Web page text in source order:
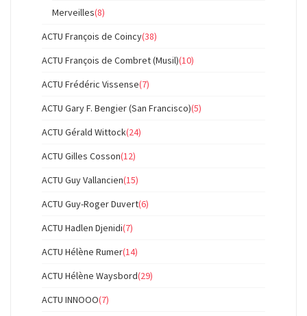
Merveilles(8)
ACTU François de Coincy(38)
ACTU François de Combret (Musil)(10)
ACTU Frédéric Vissense(7)
ACTU Gary F. Bengier (San Francisco)(5)
ACTU Gérald Wittock(24)
ACTU Gilles Cosson(12)
ACTU Guy Vallancien(15)
ACTU Guy-Roger Duvert(6)
ACTU Hadlen Djenidi(7)
ACTU Hélène Rumer(14)
ACTU Hélène Waysbord(29)
ACTU INNOOO(7)